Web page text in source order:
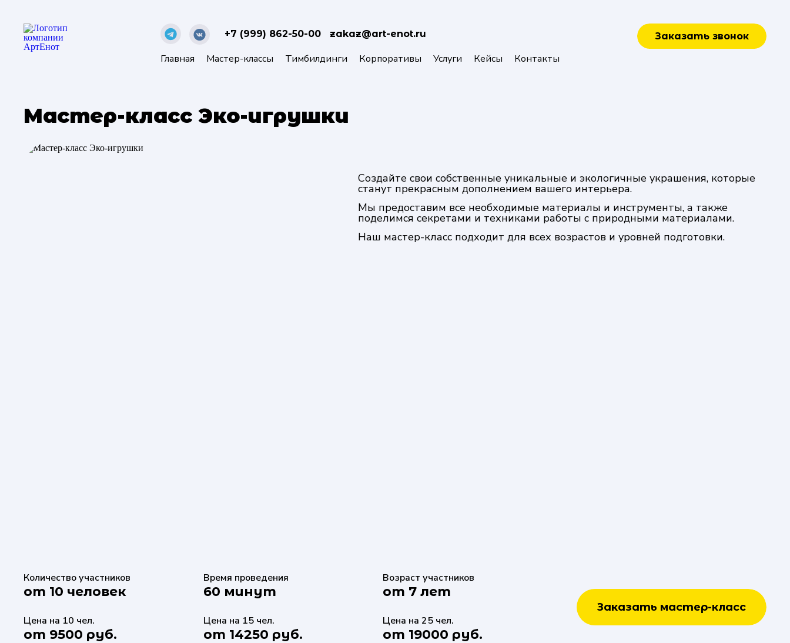
+7 (999) 862-50-00 zakaz@art-enot.ru
Главная Мастер-классы Тимбилдинги Корпоративы Услуги Кейсы Контакты
Заказать звонок
Мастер-класс Эко-игрушки
Создайте свои собственные уникальные и экологичные украшения, которые
станут прекрасным дополнением вашего интерьера.
Мы предоставим все необходимые материалы и инструменты, а также
поделимся секретами и техниками работы с природными материалами.
Наш мастер-класс подходит для всех возрастов и уровней подготовки.
Количество участников
от 10 человек
Время проведения
60 минут
Возраст участников
от 7 лет
Цена на 10 чел.
от 9500 руб.
Цена на 15 чел.
от 14250 руб.
Цена на 25 чел.
от 19000 руб.
Заказать мастер-класс